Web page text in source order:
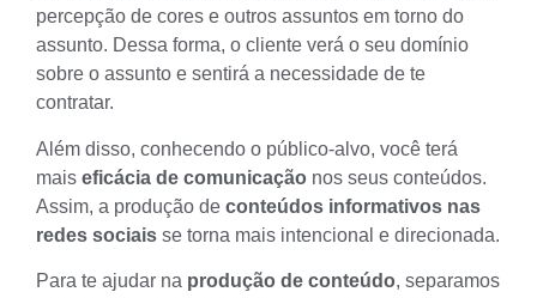
percepção de cores e outros assuntos em torno do
assunto. Dessa forma, o cliente verá o seu domínio
sobre o assunto e sentirá a necessidade de te
contratar.
Além disso, conhecendo o público-alvo, você terá
mais eficácia de comunicação nos seus conteúdos.
Assim, a produção de conteúdos informativos nas
redes sociais se torna mais intencional e direcionada.
Para te ajudar na produção de conteúdo, separamos